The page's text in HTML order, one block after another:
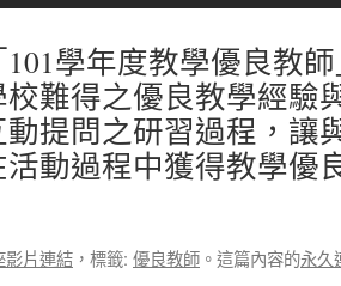
學年度教學優良教
難得之優良教學經驗
提問之研習過程，讓
動過程中獲得教學優
影片連結 ，標籤: 優良教師 。這篇內容的永久